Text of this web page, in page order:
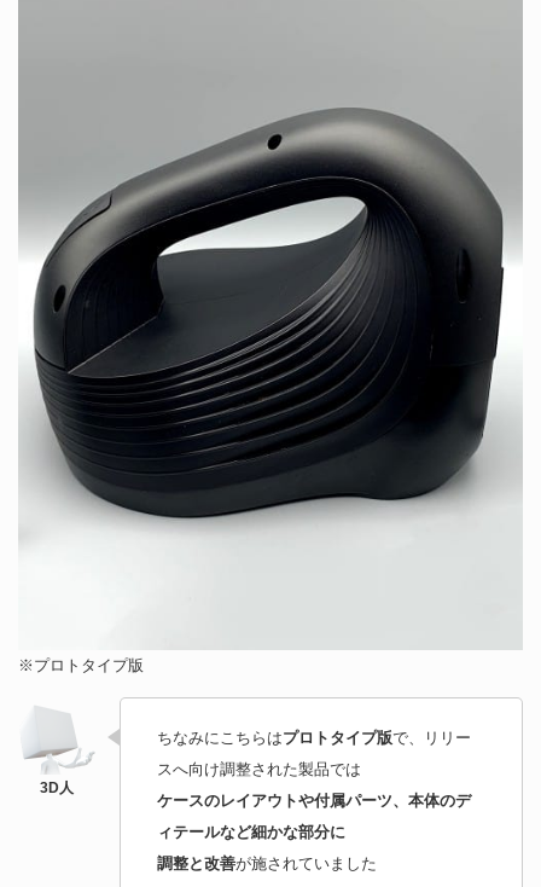
※プロトタイプ版
ちなみにこちらはプロトタイプ版で、リリー
スへ向け調整された製品では
ケースのレイアウトや付属パーツ、本体のデ
ィテールなど細かな部分に
調整と改善が施されていました